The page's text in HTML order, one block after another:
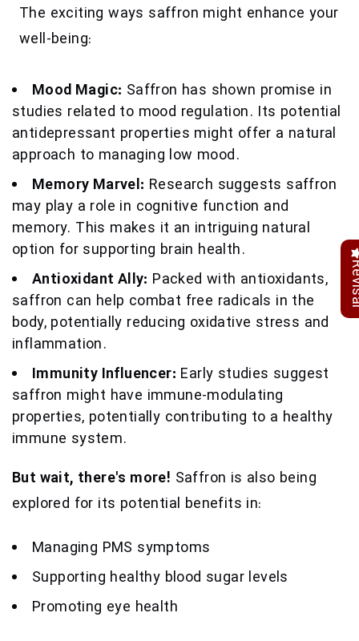
The exciting ways saffron might enhance your
well-being:
Mood Magic: Saffron has shown promise in
studies related to mood regulation. Its potential
antidepressant properties might offer a natural
approach to managing low mood.
Memory Marvel: Research suggests saffron
may play a role in cognitive function and
memory. This makes it an intriguing natural
option for supporting brain health.
Antioxidant Ally: Packed with antioxidants,
saffron can help combat free radicals in the
body, potentially reducing oxidative stress and
inflammation.
Immunity Influencer: Early studies suggest
saffron might have immune-modulating
properties, potentially contributing to a healthy
immune system.
But wait, there's more! Saffron is also being
explored for its potential benefits in:
Managing PMS symptoms
Supporting healthy blood sugar levels
Promoting eye health